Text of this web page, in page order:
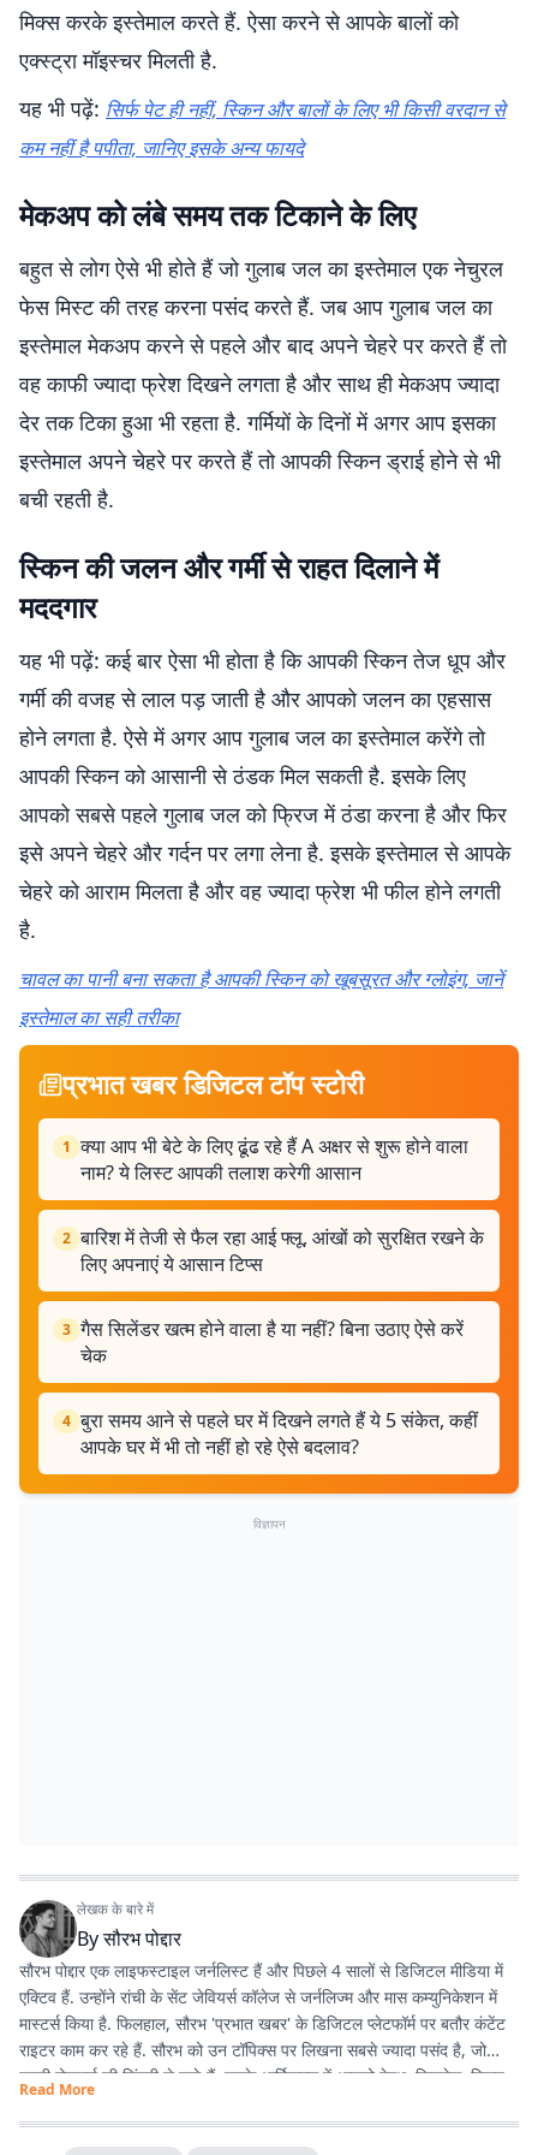
मिक्स करके इस्तेमाल करते हैं. ऐसा करने से आपके बालों को
एक्स्ट्रा मॉइस्चर मिलती है.
यह भी पढ़ें: सिर्फ पेट ही नहीं, स्किन और बालों के लिए भी किसी वरदान से
कम नहीं है पपीता, जानिए इसके अन्य फायदे
मेकअप को लंबे समय तक टिकाने के लिए
बहुत से लोग ऐसे भी होते हैं जो गुलाब जल का इस्तेमाल एक नेचुरल
फेस मिस्ट की तरह करना पसंद करते हैं. जब आप गुलाब जल का
इस्तेमाल मेकअप करने से पहले और बाद अपने चेहरे पर करते हैं तो
वह काफी ज्यादा फ्रेश दिखने लगता है और साथ ही मेकअप ज्यादा
देर तक टिका हुआ भी रहता है. गर्मियों के दिनों में अगर आप इसका
इस्तेमाल अपने चेहरे पर करते हैं तो आपकी स्किन ड्राई होने से भी
बची रहती है.
स्किन की जलन और गर्मी से राहत दिलाने में
मददगार
यह भी पढ़ें: कई बार ऐसा भी होता है कि आपकी स्किन तेज धूप और
गर्मी की वजह से लाल पड़ जाती है और आपको जलन का एहसास
होने लगता है. ऐसे में अगर आप गुलाब जल का इस्तेमाल करेंगे तो
आपकी स्किन को आसानी से ठंडक मिल सकती है. इसके लिए
आपको सबसे पहले गुलाब जल को फ्रिज में ठंडा करना है और फिर
इसे अपने चेहरे और गर्दन पर लगा लेना है. इसके इस्तेमाल से आपके
चेहरे को आराम मिलता है और वह ज्यादा फ्रेश भी फील होने लगती
है.
चावल का पानी बना सकता है आपकी स्किन को खूबसूरत और ग्लोइंग, जानें
इस्तेमाल का सही तरीका
प्रभात खबर डिजिटल टॉप स्टोरी
1 क्या आप भी बेटे के लिए ढूंढ रहे हैं A अक्षर से शुरू होने वाला
नाम? ये लिस्ट आपकी तलाश करेगी आसान
2 बारिश में तेजी से फैल रहा आई फ्लू, आंखों को सुरक्षित रखने के
लिए अपनाएं ये आसान टिप्स
3 गैस सिलेंडर खत्म होने वाला है या नहीं? बिना उठाए ऐसे करें
चेक
4 बुरा समय आने से पहले घर में दिखने लगते हैं ये 5 संकेत, कहीं
आपके घर में भी तो नहीं हो रहे ऐसे बदलाव?
विज्ञापन
लेखक के बारे में
Byसौरभ पोद्दार
सौरभ पोद्दार एक लाइफस्टाइल जर्नलिस्ट हैं और पिछले 4 सालों से डिजिटल मीडिया में
एक्टिव हैं. उन्होंने रांची के सेंट जेवियर्स कॉलेज से जर्नलिज्म और मास कम्युनिकेशन में
मास्टर्स किया है. फिलहाल, सौरभ 'प्रभात खबर' के डिजिटल प्लेटफॉर्म पर बतौर कंटेंट
राइटर काम कर रहे हैं. सौरभ को उन टॉपिक्स पर लिखना सबसे ज्यादा पसंद है, जो
हमारी रोजमर्रा की जिंदगी से जुड़े हैं. उनके आर्टिकल्स में आपको हेल्थ, फिटनेस, स्किन-
हेयर केयर, पेरेंटिंग, हेल्दी रेसिपीज, घरेलू नुस्खे, रिलेशनशिप और वास्तु शास्त्र जैसी
उपयोगी जानकारियां मिलेंगी. फिटनेस और अच्छी सेहत सौरभ की निजी जिंदगी का भी
Read More